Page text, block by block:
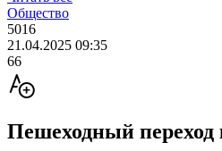
Общество
5016
21.04.2025 09:35
66
Пешеходный переход